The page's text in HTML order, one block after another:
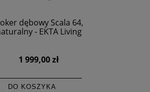
dębowy Scala 64,
- EKTA Living
1 999,00 zł
DO KOSZYKA